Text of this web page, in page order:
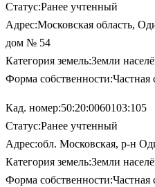
Статус:Ранее учтенный
Адрес:Московская область,
дом № 54
Категория земель:Земли
Форма собственности:Частная
Кад. номер:50:20:0060103:105
Статус:Ранее учтенный
Адрес:обл. Московская, р-н
Категория земель:Земли
Форма собственности:Частная